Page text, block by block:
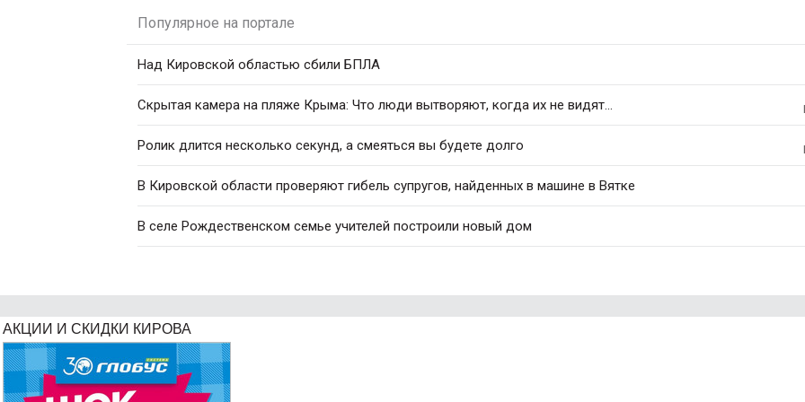
Популярное на портале
Над Кировской областью сбили БПЛА
Скрытая камера на пляже Крыма: Что люди вытворяют, когда их не видят...
Ролик длится несколько секунд, а смеяться вы будете долго
В Кировской области проверяют гибель супругов, найденных в машине в Вятке
В селе Рождественском семье учителей построили новый дом
АКЦИИ И СКИДКИ КИРОВА